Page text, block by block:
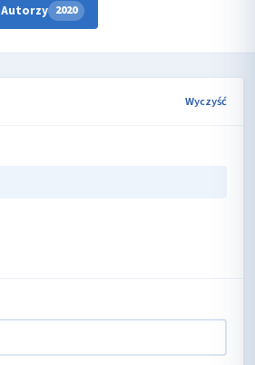
Autorzy 2020
Wyczyść